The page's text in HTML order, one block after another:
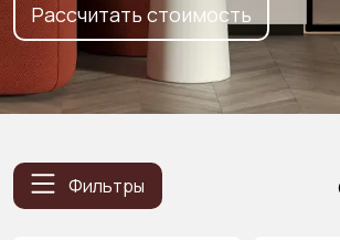
Рассчитать стоимость
Фильтры